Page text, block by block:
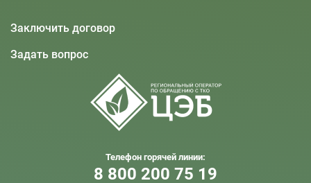
Заключить договор
Задать вопрос
Телефон горячей линии:
8 800 200 75 19